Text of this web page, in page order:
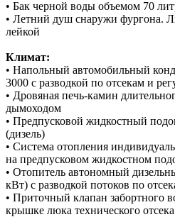
• Бак черной воды объемом 70
• Летний душ снаружи фургона.
лейкой
Климат:
• Напольный автомобильный
3000 с разводкой по отсекам и
• Дровяная печь-камин
дымоходом
• Предпусковой жидкостный
(дизель)
• Система отопления
на предпусковом жидкостном
• Отопитель автономный
кВт) c разводкой потоков по
• Приточный клапан забортного
крышке люка технического отсека